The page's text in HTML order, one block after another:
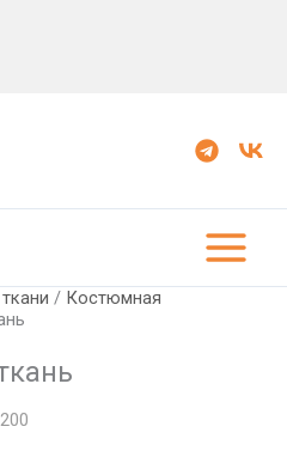
/ Костюмная
200